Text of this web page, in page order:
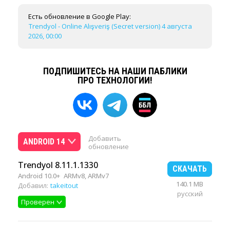
Есть обновление в Google Play:
Trendyol - Online Alışveriş (Secret version) 4 августа
2026, 00:00
ПОДПИШИТЕСЬ НА НАШИ ПАБЛИКИ
ПРО ТЕХНОЛОГИИ!
ANDROID 14
Добавить
обновление
Trendyol 8.11.1.1330
Android 10.0+ ARMv8, ARMv7
Добавил: takeitout
Проверен
СКАЧАТЬ
140.1 MB
русский